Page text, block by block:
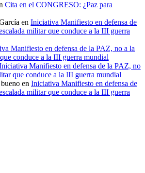
Cita en el CONGRESO: ¿Paz para
en Iniciativa Manifiesto en defensa de
militar que conduce a la III guerra
Manifiesto en defensa de la PAZ, no a la
conduce a la III guerra mundial
Manifiesto en defensa de la PAZ, no
que conduce a la III guerra mundial
en Iniciativa Manifiesto en defensa de
militar que conduce a la III guerra